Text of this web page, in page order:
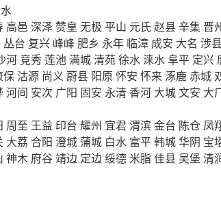
高邑 深泽 赞皇 无极 平山 元氏赵县辛集 晋
丛台 复兴 峰峰 肥乡 永年 临漳 成安 大名 涉
河竞秀莲池 满城清苑徐水 涞水阜平 定兴
保 沽源 尚义 蔚县 阳原 怀安 怀来涿鹿赤城
河间 安次 广阳 固安 永清 香河 大城文安 大
周至 王益 印台 耀州 宜君渭滨金台 陈仓 凤
大荔 合阳 澄城蒲城 白水 富平韩城华阴 宝
神木 府谷靖边 定边绥德 米脂佳县吴堡 清